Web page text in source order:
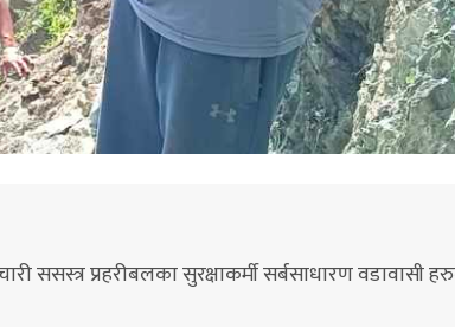
ससस्त्र प्रहरीबलका सुरक्षाकर्मी सर्बसाधारण वडावासी